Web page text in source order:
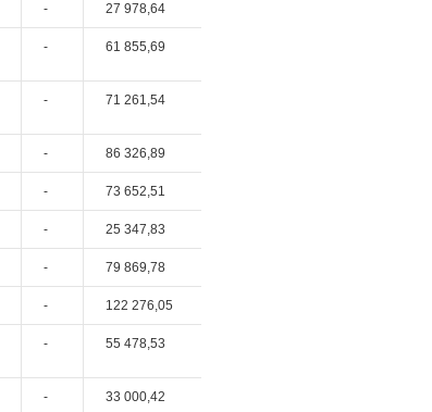
- 27 978,64
- 61 855,69
- 71 261,54
- 86 326,89
- 73 652,51
- 25 347,83
- 79 869,78
- 122 276,05
- 55 478,53
- 33 000,42